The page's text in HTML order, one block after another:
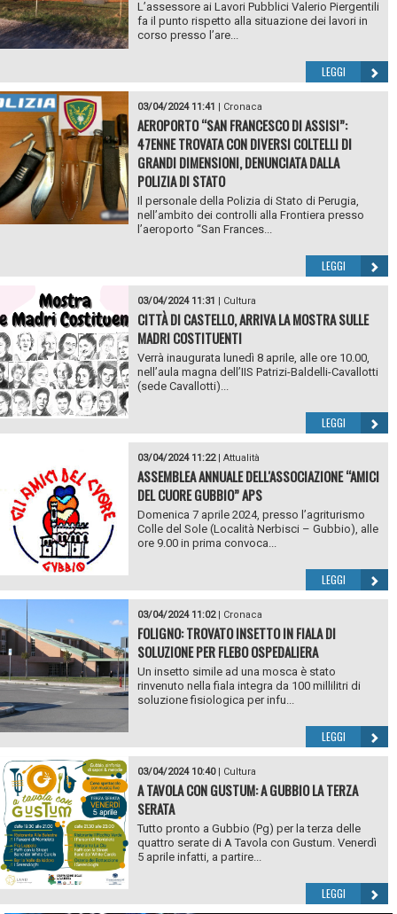
L’assessore ai Lavori Pubblici Valerio Piergentili
fa il punto rispetto alla situazione dei lavori in
corso presso l’are...
LEGGI
03/04/2024 11:41 | Cronaca
AEROPORTO “SAN FRANCESCO DI ASSISI”:
47ENNE TROVATA CON DIVERSI COLTELLI DI
GRANDI DIMENSIONI, DENUNCIATA DALLA
POLIZIA DI STATO
Il personale della Polizia di Stato di Perugia,
nell’ambito dei controlli alla Frontiera presso
l’aeroporto “San Frances...
LEGGI
03/04/2024 11:31 | Cultura
CITTÀ DI CASTELLO, ARRIVA LA MOSTRA SULLE
MADRI COSTITUENTI
Verrà inaugurata lunedì 8 aprile, alle ore 10.00,
nell’aula magna dell’IIS Patrizi-Baldelli-Cavallotti
(sede Cavallotti)...
LEGGI
03/04/2024 11:22| Attualità
ASSEMBLEA ANNUALE DELL'ASSOCIAZIONE “AMICI
DEL CUORE GUBBIO” APS
Domenica 7 aprile 2024, presso l’agriturismo
Colle del Sole (Località Nerbisci – Gubbio), alle
ore 9.00 in prima convoca...
LEGGI
03/04/2024 11:02| Cronaca
FOLIGNO: TROVATO INSETTO IN FIALA DI
SOLUZIONE PER FLEBO OSPEDALIERA
Un insetto simile ad una mosca è stato
rinvenuto nella fiala integra da 100 millilitri di
soluzione fisiologica per infu...
LEGGI
03/04/2024 10:40| Cultura
A TAVOLA CON GUSTUM: A GUBBIO LA TERZA
SERATA
Tutto pronto a Gubbio (Pg) per la terza delle
quattro serate di A Tavola con Gustum. Venerdì
5 aprile infatti, a partire...
LEGGI